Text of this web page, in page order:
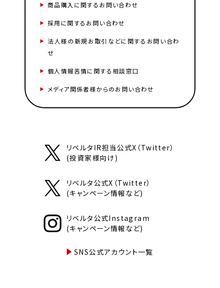
商品購入に関するお問い合わせ
採用に関するお問い合わせ
法人様の新規お取引などに関するお問い合わ
せ
個人情報苦情に関する相談窓口
メディア関係者様からのお問い合わせ
リベルタIR担当公式X（Twitter）
(投資家様向け)
リベルタ公式X（Twitter）
(キャンペーン情報など)
リベルタ公式Instagram
(キャンペーン情報など)
SNS公式アカウント一覧